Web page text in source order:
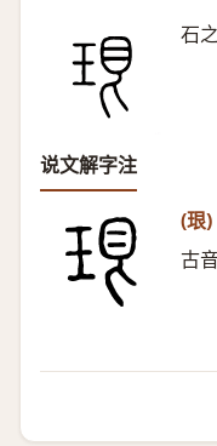
石
说文解字注
(珢)
古